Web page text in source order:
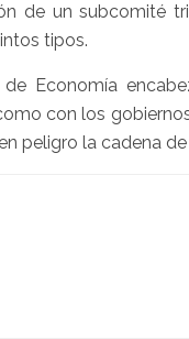
de un subcomité
tipos.
Economía
con los
peligro la cadena